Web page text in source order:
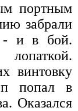
портным
забрали
- и в бой.
винтовку
попал в
Оказался